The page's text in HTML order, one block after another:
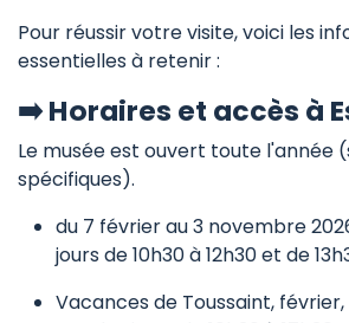
Pour réussir votre visite, voici les
essentielles à retenir :
➡️ Horaires et accès à
Le musée est ouvert toute l'année
spécifiques).
du 7 février au 3 novembre
jours de 10h30 à 12h30 et de
Vacances de Toussaint, février,